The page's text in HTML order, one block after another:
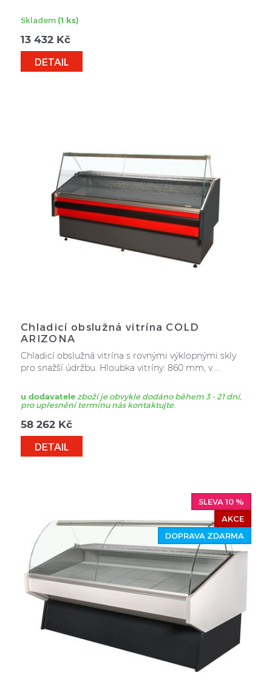
Skladem (1 ks)
13 432 Kč
DETAIL
Chladicí obslužná vitrína COLD
ARIZONA
Chladicí obslužná vitrína s rovnými výklopnými skly
pro snažší údržbu. Hloubka vitríny: 860 mm, v ...
u dodavatele zboží je obvykle dodáno během 3 - 21 dní,
pro upřesnění termínu nás kontaktujte.
58 262 Kč
DETAIL
SLEVA 10 %
AKCE
DOPRAVA ZDARMA